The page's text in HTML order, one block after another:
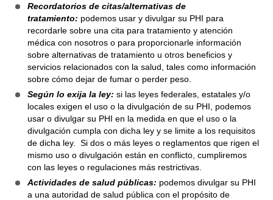
Recordatorios de citas/alternativas de
tratamiento: podemos usar y divulgar su PHI para
recordarle sobre una cita para tratamiento y atención
médica con nosotros o para proporcionarle información
sobre alternativas de tratamiento u otros beneficios y
servicios relacionados con la salud, tales como información
sobre cómo dejar de fumar o perder peso.
Según lo exija la ley: si las leyes federales, estatales y/o
locales exigen el uso o la divulgación de su PHI, podemos
usar o divulgar su PHI en la medida en que el uso o la
divulgación cumpla con dicha ley y se limite a los requisitos
de dicha ley. Si dos o más leyes o reglamentos que rigen el
mismo uso o divulgación están en conflicto, cumpliremos
con las leyes o regulaciones más restrictivas.
Actividades de salud públicas: podemos divulgar su PHI
a una autoridad de salud pública con el propósito de